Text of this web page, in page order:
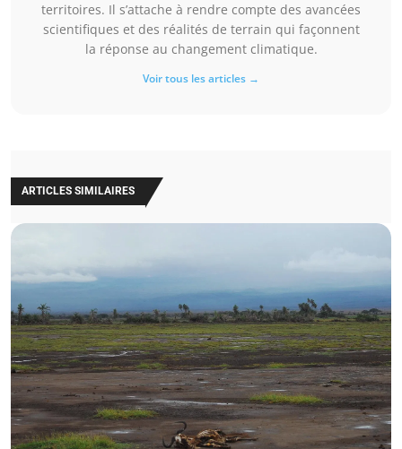
territoires. Il s’attache à rendre compte des avancées
scientifiques et des réalités de terrain qui façonnent
la réponse au changement climatique.
Voir tous les articles →
ARTICLES SIMILAIRES